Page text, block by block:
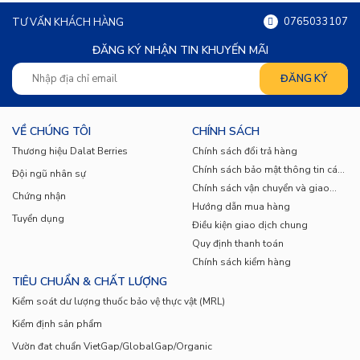
ngon và dinh dưỡng cao. Dưới đây là một số món
ăn phổ biến từ hành tây đỏ Đà Lạt.
3.1. Salad Hành Tây Đỏ
Salad hành tây đỏ là món ăn đơn giản nhưng rất
hấp dẫn và bổ dưỡng. Bạn chỉ cần thái hành tây đỏ
thành lát mỏng, kết hợp với rau xà lách, cà chua,
dưa leo, và các loại gia vị như dầu oliu, giấm
balsamic, muối và tiêu. Món salad này vừa thanh
mát vừa cung cấp nhiều vitamin và khoáng chất
cho cơ thể.
3.2. Hành Tây Đỏ Xào Thịt Bò
Hành tây đỏ Đà Lạt xào thịt bò là một món ăn đơn
TƯ VẤN KHÁCH HÀNG 0765033107
ĐĂNG KÝ NHẬN TIN KHUYẾN MÃI
VỀ CHÚNG TÔI
Thương hiệu Dalat Berries
Đội ngũ nhân sự
Chứng nhận
Tuyển dụng
CHÍNH SÁCH
Chính sách đổi trả hàng
Chính sách bảo mật thông tin cá
nhân
Chính sách vận chuyển và giao
nhận
Hướng dẫn mua hàng
Điều kiện giao dịch chung
Quy định thanh toán
Chính sách kiểm hàng
TIÊU CHUẨN & CHẤT LƯỢNG
Kiểm soát dư lượng thuốc bảo vệ thực vật (MRL)
Kiểm định sản phẩm
Vườn đat chuẩn VietGap/GlobalGap/Organic